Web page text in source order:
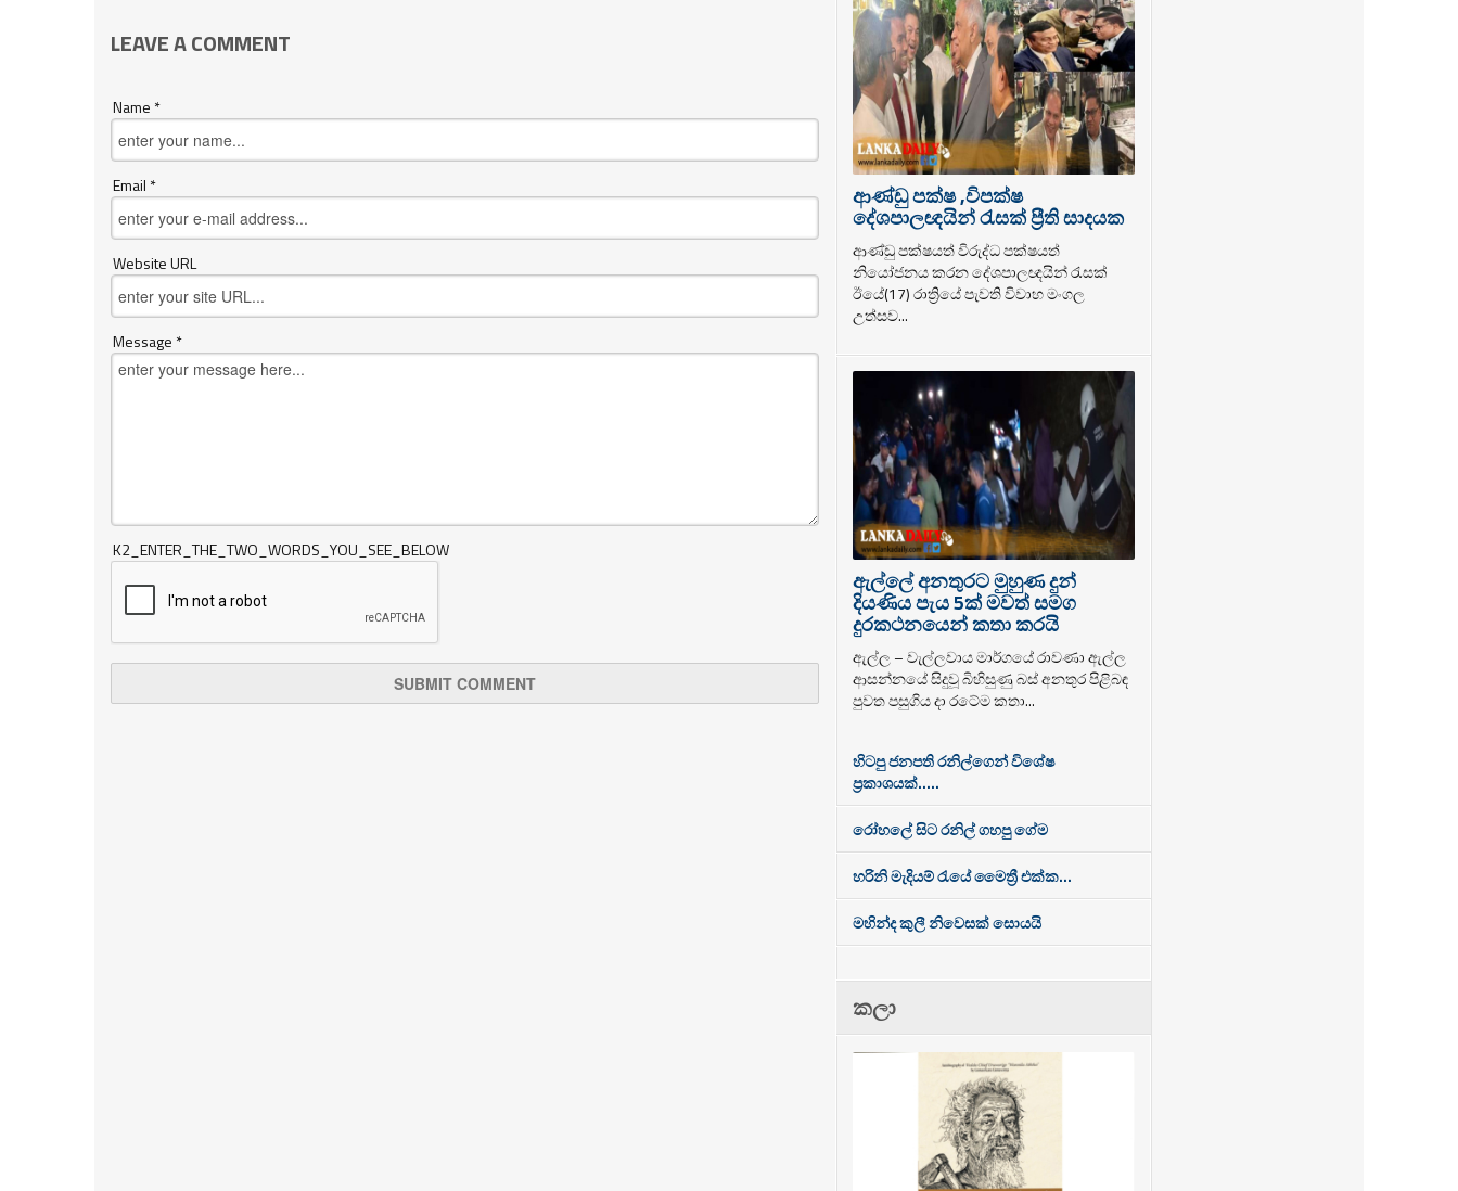
LEAVE A COMMENT
Name *
Email *
Website URL
Message *
K2_ENTER_THE_TWO_WORDS_YOU_SEE_BELOW
ආණ්ඩු පක්ෂ ,විපක්ෂ
දේශපාලඥයින් රැසක් ප්‍රීති සාදයක
ආණ්ඩු පක්ෂයත් විරුද්ධ පක්ෂයත්
නියෝජනය කරන දේශපාලඥයින් රැසක්
ඊයේ(17) රාත්‍රියේ පැවති විවාහ මංගල
උත්සව...
ඇල්ලේ අනතුරට මුහුණ දුන්
දියණිය පැය 5ක් මවත් සමග
දුරකථනයෙන් කතා කරයි
ඇල්ල – වැල්ලවාය මාර්ගයේ රාවණා ඇල්ල
ආසන්නයේ සිදුවූ බිහිසුණු බස් අනතුර පිළිබඳ
පුවත පසුගිය දා රටේම කතා...
හිටපු ජනපති රනිල්ගෙන් විශේෂ
ප්‍රකාශයක්.....
රෝහලේ සිට රනිල් ගහපු ගේම
හරිනි මැදියම් රැයේ මෛත්‍රී එක්ක...
මහින්ද කුලී නිවෙසක් සොයයි
කලා